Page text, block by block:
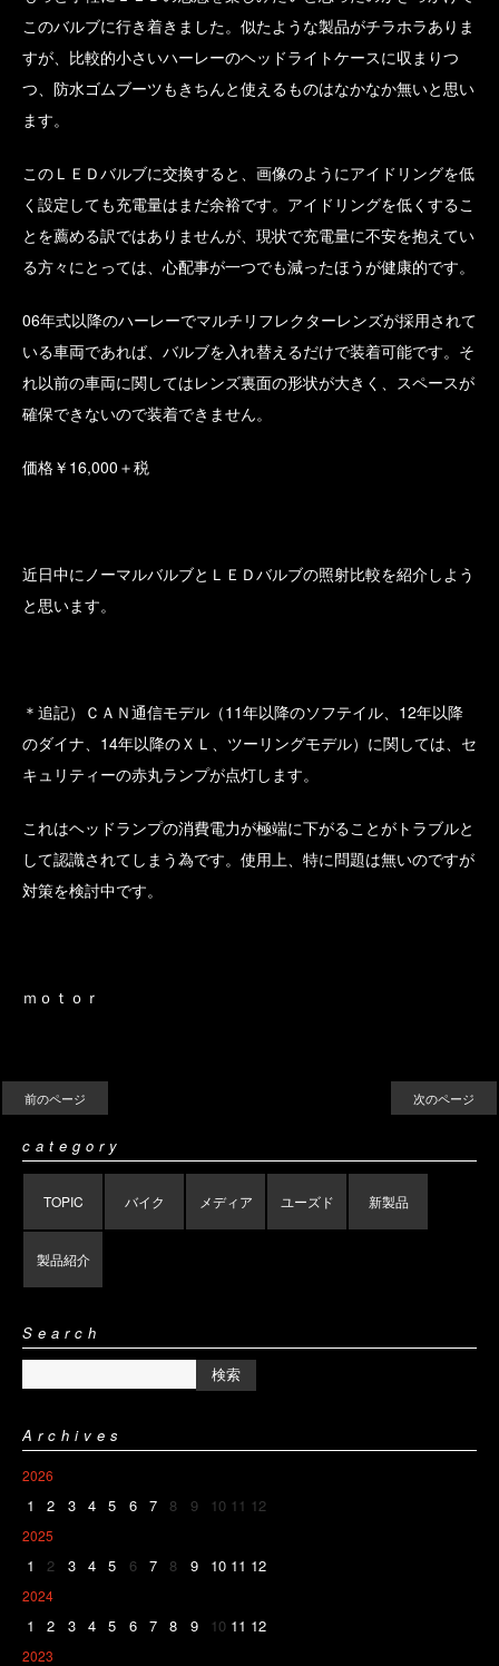
このバルブに行き着きました。似たような製品がチラホラありま
すが、比較的小さいハーレーのヘッドライトケースに収まりつ
つ、防水ゴムブーツもきちんと使えるものはなかなか無いと思い
ます。
このＬＥＤバルブに交換すると、画像のようにアイドリングを低
く設定しても充電量はまだ余裕です。アイドリングを低くするこ
とを薦める訳ではありませんが、現状で充電量に不安を抱えてい
る方々にとっては、心配事が一つでも減ったほうが健康的です。
06年式以降のハーレーでマルチリフレクターレンズが採用されて
いる車両であれば、バルブを入れ替えるだけで装着可能です。そ
れ以前の車両に関してはレンズ裏面の形状が大きく、スペースが
確保できないので装着できません。
価格￥16,000＋税
近日中にノーマルバルブとＬＥＤバルブの照射比較を紹介しよう
と思います。
＊追記）ＣＡＮ通信モデル（11年以降のソフテイル、12年以降
のダイナ、14年以降のＸＬ、ツーリングモデル）に関しては、セ
キュリティーの赤丸ランプが点灯します。
これはヘッドランプの消費電力が極端に下がることがトラブルと
して認識されてしまう為です。使用上、特に問題は無いのですが
対策を検討中です。
ｍｏｔｏｒ
前のページ 次のページ
category
TOPIC バイク メディア ユーズド 新製品
製品紹介
Search
Archives
2026
1 2 3 4 5 6 7 8 9 10 11 12
2025
1 2 3 4 5 6 7 8 9 10 11 12
2024
1 2 3 4 5 6 7 8 9 10 11 12
2023